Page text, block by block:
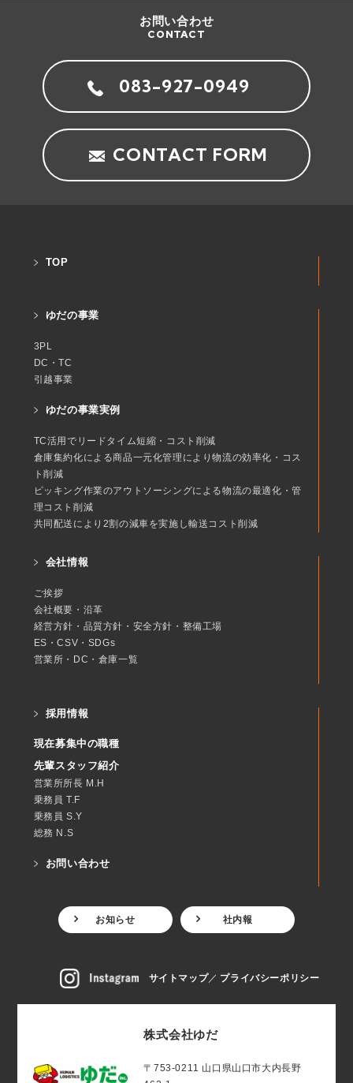
お問い合わせ
CONTACT
083-927-0949
CONTACT FORM
TOP
ゆだの事業
3PL
DC・TC
引越事業
ゆだの事業実例
TC活用でリードタイム短縮・コスト削減
倉庫集約化による商品一元化管理により物流の効率化・コス
ト削減
ピッキング作業のアウトソーシングによる物流の最適化・管
理コスト削減
共同配送により2割の減車を実施し輸送コスト削減
会社情報
ご挨拶
会社概要・沿革
経営方針・品質方針・安全方針・整備工場
ES・CSV・SDGs
営業所・DC・倉庫一覧
採用情報
現在募集中の職種
先輩スタッフ紹介
営業所所長 M.H
乗務員 T.F
乗務員 S.Y
総務 N.S
お問い合わせ
お知らせ 社内報
サイトマップ プライバシーポリシー
株式会社ゆだ
〒753-0211 ⼭⼝県⼭⼝市⼤内⻑野